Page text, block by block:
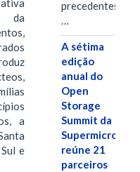
da
a
e
…
A sétima
edição
anual do
Open
Storage
Summit da
Supermicro
reúne 21
parceiros